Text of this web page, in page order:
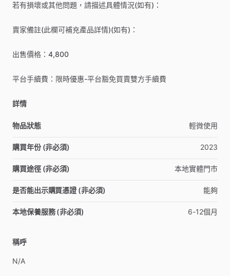
若有損壞或其他問題，請描述具體情況(如有)：
賣家備註(此欄可補充產品詳情)(如有)：
出售價格：4,800
平台手續費：限時優惠-平台豁免買賣雙方手續費
詳情
物品狀態 輕微使用
購買年份 (非必須) 2023
購買途徑 (非必須) 本地實體門市
是否能出示購買憑證 (非必須) 能夠
本地保養服務 (非必須) 6-12個月
稱呼
N​/​A